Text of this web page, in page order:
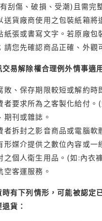
刮傷、破損、受潮)且需完
送貨廠商使用之包裝紙箱
紙張或書寫文字。若原廠
請您先確認商品正確、外觀
易解除權合理例外情事適
敗、保存期限較短或解約
者要求所為之客製化給付。
期刊或雜誌。
者拆封之影音商品或電腦軟
形媒介提供之數位內容或
之個人衛生用品。(如:內衣
空客運服務。
時有下列情形，可能被認定
貨：